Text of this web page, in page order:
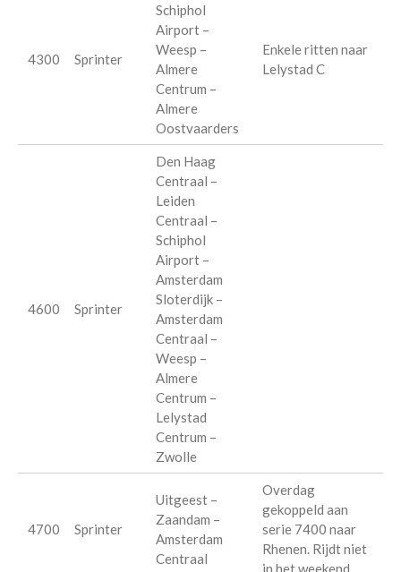
4300 Sprinter
Schiphol
Airport –
Weesp –
Almere
Centrum –
Almere
Oostvaarders
Enkele ritten naar
Lelystad C
4600 Sprinter
Den Haag
Centraal –
Leiden
Centraal –
Schiphol
Airport –
Amsterdam
Sloterdijk –
Amsterdam
Centraal –
Weesp –
Almere
Centrum –
Lelystad
Centrum –
Zwolle
4700 Sprinter
Uitgeest –
Zaandam –
Amsterdam
Centraal
Overdag
gekoppeld aan
serie 7400 naar
Rhenen. Rijdt niet
in het weekend.